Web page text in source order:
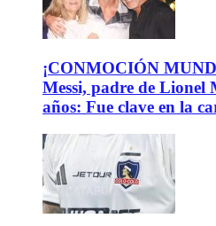
¡CONMOCIÓN
Messi, padre de Lionel
años: Fue clave en la